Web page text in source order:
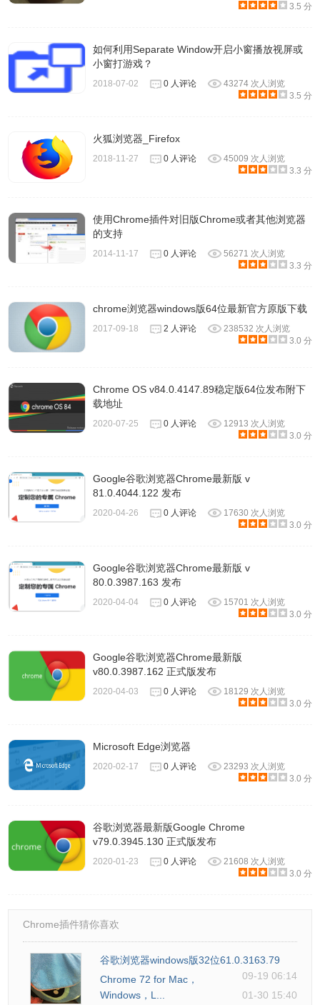
3.5 分
如何利用Separate Window开启小窗播放视屏或
小窗打游戏？
2018-07-02 0 人评论
43274 次人浏览
3.5 分
火狐浏览器_Firefox
2018-11-27 0 人评论
45009 次人浏览
3.3 分
使用Chrome插件对旧版Chrome或者其他浏览器
的支持
2014-11-17 0 人评论
56271 次人浏览
3.3 分
chrome浏览器windows版64位最新官方原版下载
2017-09-18 2 人评论
238532 次人浏览
3.0 分
Chrome OS v84.0.4147.89稳定版64位发布附下
载地址
2020-07-25 0 人评论
12913 次人浏览
3.0 分
Google谷歌浏览器Chrome最新版 v
81.0.4044.122 发布
2020-04-26 0 人评论
17630 次人浏览
3.0 分
Google谷歌浏览器Chrome最新版 v
80.0.3987.163 发布
2020-04-04 0 人评论
15701 次人浏览
3.0 分
Google谷歌浏览器Chrome最新版
v80.0.3987.162 正式版发布
2020-04-03 0 人评论
18129 次人浏览
3.0 分
Microsoft Edge浏览器
2020-02-17 0 人评论
23293 次人浏览
3.0 分
谷歌浏览器最新版Google Chrome
v79.0.3945.130 正式版发布
2020-01-23 0 人评论
21608 次人浏览
3.0 分
Chrome插件猜你喜欢
谷歌浏览器windows版32位61.0.3163.79
09-19 06:14
Chrome 72 for Mac，
Windows，L...
01-30 15:40